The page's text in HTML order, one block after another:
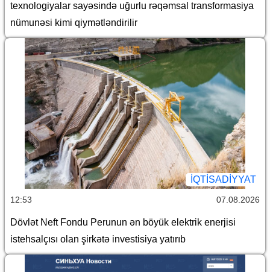
texnologiyalar sayəsində uğurlu rəqəmsal transformasiya
nümunəsi kimi qiymətləndirilir
İQTİSADİYYAT
12:53 07.08.2026
Dövlət Neft Fondu Perunun ən böyük elektrik enerjisi
istehsalçısı olan şirkətə investisiya yatırıb